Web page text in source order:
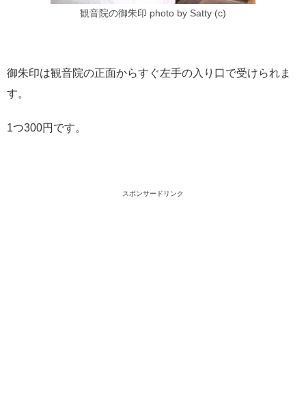
観音院の御朱印 photo by Satty (c)
御朱印は観音院の正面からすぐ左手の入り口で受けられま
す。
1つ300円です。
スポンサードリンク